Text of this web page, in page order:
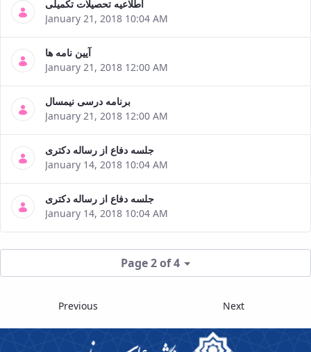
اطلاعیه تحصیلات تکمیلی
January 21, 2018 10:04 AM
آیین نامه ها
January 21, 2018 12:00 AM
برنامه درسی نیمسال
January 21, 2018 12:00 AM
جلسه دفاع از رساله دکتری
January 14, 2018 10:04 AM
جلسه دفاع از رساله دکتری
January 14, 2018 10:04 AM
Page 2 of 4
Previous Next